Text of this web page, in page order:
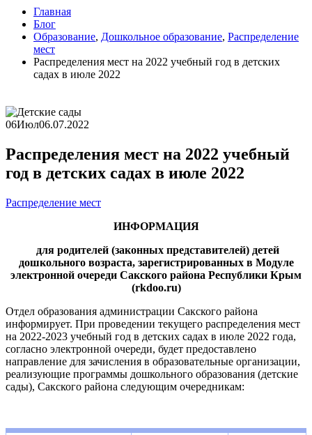
Главная
Блог
Образование, Дошкольное образование, Распределение
мест
Распределения мест на 2022 учебный год в детских
садах в июле 2022
06Июл06.07.2022
Распределения мест на 2022 учебный
год в детских садах в июле 2022
Распределение мест
ИНФОРМАЦИЯ
для родителей (законных представителей) детей
дошкольного возраста, зарегистрированных в Модуле
электронной очереди Сакского района Республики Крым
(rkdoo.ru)
Отдел образования администрации Сакского района
информирует. При проведении текущего распределения мест
на 2022-2023 учебный год в детских садах в июле 2022 года,
согласно электронной очереди, будет предоставлено
направление для зачисления в образовательные организации,
реализующие программы дошкольного образования (детские
сады), Сакского района следующим очередникам: